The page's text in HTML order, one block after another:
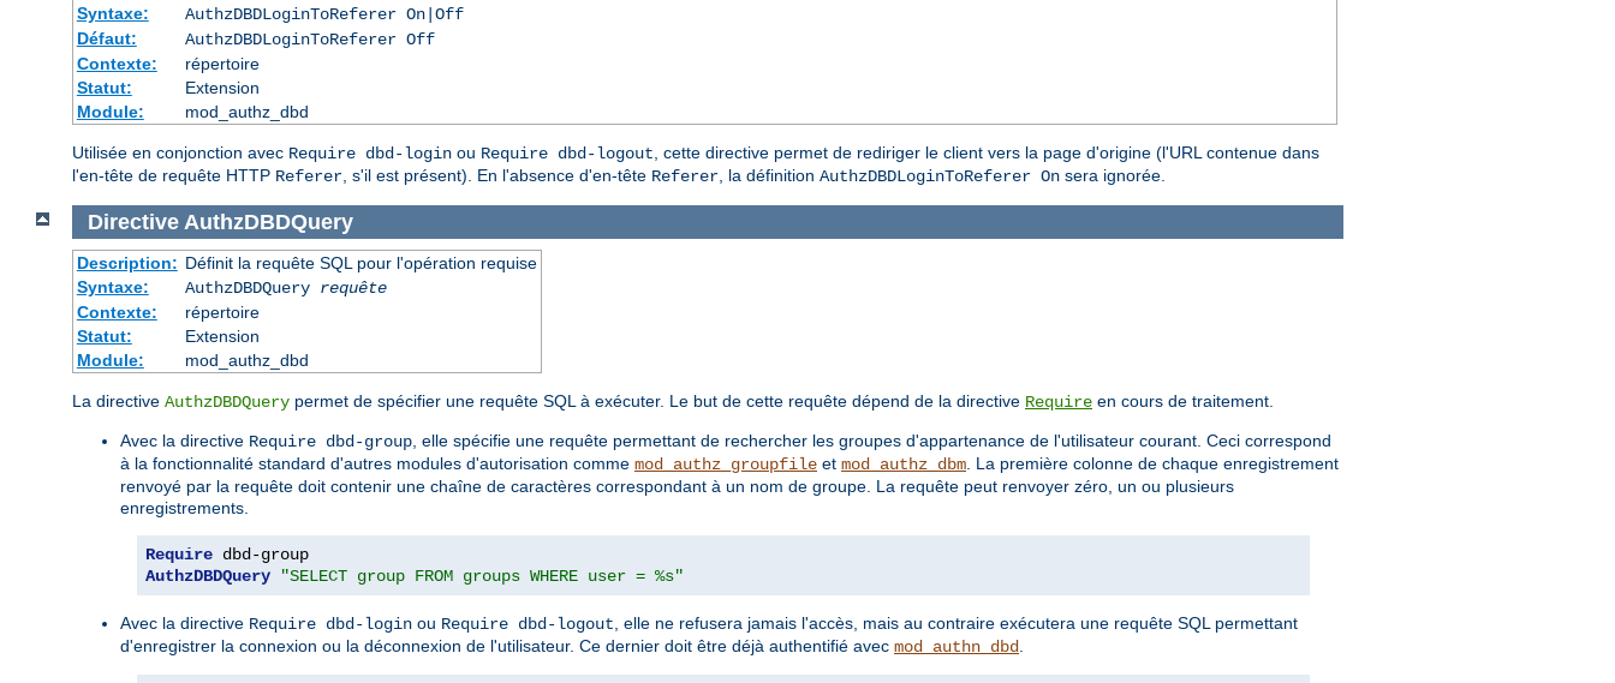
Syntaxe:
AuthzDBDLoginToReferer On|Off
Défaut:
AuthzDBDLoginToReferer Off
Contexte:
répertoire
Statut:
Extension
Module:
mod_authz_dbd
Utilisée en conjonction avec Require dbd-login ou Require dbd-logout , cette directive permet de rediriger le client vers la page d'origine (l'URL contenue dans
l'en-tête de requête HTTP Referer , s'il est présent). En l'absence d'en-tête Referer , la définition AuthzDBDLoginToReferer On sera ignorée.
Directive AuthzDBDQuery
Description: Définit la requête SQL pour l'opération requise
Syntaxe:
AuthzDBDQuery requête
Contexte:
répertoire
Statut:
Extension
Module:
mod_authz_dbd
La directive AuthzDBDQuery permet de spécifier une requête SQL à exécuter. Le but de cette requête dépend de la directive Require en cours de traitement.
Avec la directive Require dbd-group, elle spécifie une requête permettant de rechercher les groupes d'appartenance de l'utilisateur courant. Ceci correspond
à la fonctionnalité standard d'autres modules d'autorisation comme mod_authz_groupfile et mod_authz_dbm. La première colonne de chaque enregistrement
renvoyé par la requête doit contenir une chaîne de caractères correspondant à un nom de groupe. La requête peut renvoyer zéro, un ou plusieurs
enregistrements.
Require
AuthzDBDQuery
"SELECT group FROM groups WHERE user = %s"
Avec la directive Require dbd-login ou Require dbd-logout, elle ne refusera jamais l'accès, mais au contraire exécutera une requête SQL permettant
d'enregistrer la connexion ou la déconnexion de l'utilisateur. Ce dernier doit être déjà authentifié avec mod_authn_dbd.